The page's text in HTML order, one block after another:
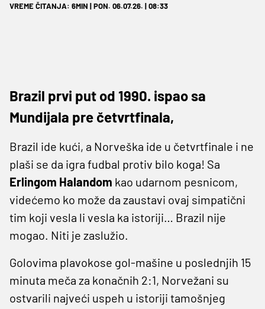
VREME ČITANJA: 6MIN | PON. 06.07.26. | 08:33
Brazil prvi put od 1990. ispao sa
Mundijala pre četvrtfinala,
Brazil ide kući, a Norveška ide u četvrtfinale i ne
plaši se da igra fudbal protiv bilo koga! Sa
Erlingom Halandom kao udarnom pesnicom,
videćemo ko može da zaustavi ovaj simpatični
tim koji vesla li vesla ka istoriji… Brazil nije
mogao. Niti je zaslužio.
Golovima plavokose gol-mašine u poslednjih 15
minuta meča za konačnih 2:1, Norvežani su
ostvarili najveći uspeh u istoriji tamošnjeg